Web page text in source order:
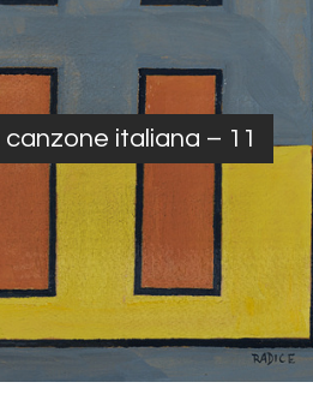
italiana – 11